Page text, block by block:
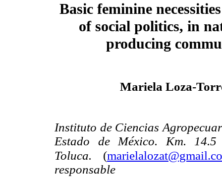
Basic feminine
of social politics, in
producing
Mariela Loza-
Instituto de Ciencias
Estado de México. Km. 14.5
Toluca. (
responsable